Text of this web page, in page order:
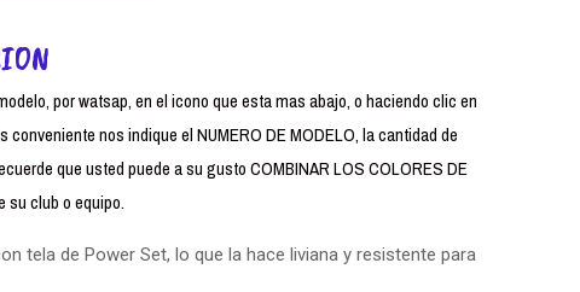
por watsap, en el icono que esta mas abajo, o haciendo clic en
conveniente nos indique el NUMERO DE MODELO, la cantidad de
que usted puede a su gusto COMBINAR LOS COLORES DE
su club o equipo.
tela de Power Set, lo que la hace liviana y resistente para